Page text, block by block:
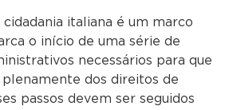
cidadania italiana é um marco
o início de uma série de
necessários para que
dos direitos de
passos devem ser seguidos